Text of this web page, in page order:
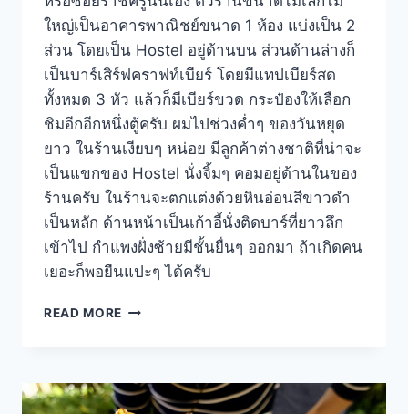
ใหญ่เป็นอาคารพาณิชย์ขนาด 1 ห้อง แบ่งเป็น 2
ส่วน โดยเป็น Hostel อยู่ด้านบน ส่วนด้านล่างก็
เป็นบาร์เสิร์ฟคราฟท์เบียร์ โดยมีแทปเบียร์สด
ทั้งหมด 3 หัว แล้วก็มีเบียร์ขวด กระป๋องให้เลือก
ชิมอีกอีกหนึ่งตู้ครับ ผมไปช่วงค่ำๆ ของวันหยุด
ยาว ในร้านเงียบๆ หน่อย มีลูกค้าต่างชาติที่น่าจะ
เป็นแขกของ Hostel นั่งจิ้มๆ คอมอยู่ด้านในของ
ร้านครับ ในร้านจะตกแต่งด้วยหินอ่อนสีขาวดำ
เป็นหลัก ด้านหน้าเป็นเก้าอี้นั่งติดบาร์ที่ยาวลึก
เข้าไป กำแพงฝั่งซ้ายมีชั้นยื่นๆ ออกมา ถ้าเกิดคน
เยอะก็พอยืนแปะๆ ได้ครับ
READ MORE LAF
ใต้
โฮ